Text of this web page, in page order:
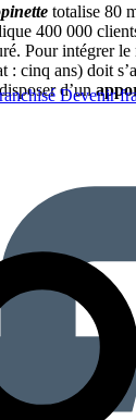
Devenir
totalise 80
400 000
Pour intégrer le
: cinq ans) doit
d’un